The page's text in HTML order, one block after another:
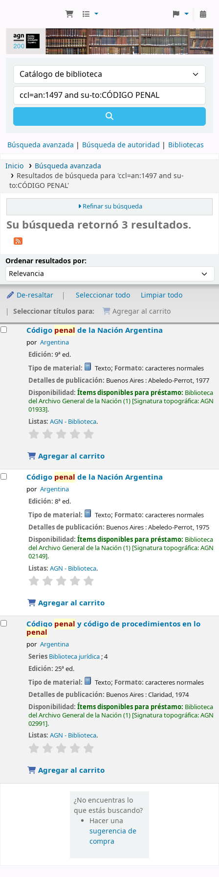
Búsqueda avanzada Búsqueda de autoridad Bibliotecas
Inicio
Búsqueda avanzada
Resultados de búsqueda para 'ccl=an:1497 and su-
to:CÓDIGO PENAL'
Refinar su búsqueda
Su búsqueda retornó 3 resultados.
Ordenar resultados por:
De-resaltar Seleccionar todo
Limpiar todo
Seleccionar títulos para:
Agregar al carrito
Código penal de la Nación Argentina
por Argentina
Edición:9ª ed.
Tipo de material:
Texto; Formato: caracteres normales
Detalles de publicación: Buenos Aires :Abeledo-Perrot, 1977
Disponibilidad:Ítems disponibles para préstamo: Biblioteca
del Archivo General de la Nación (1) Signatura topográfica:AGN
01933 .
Listas: AGN - Biblioteca.
valoración
Agregar al carrito
Código penal de la Nación Argentina
por Argentina
Edición:8ª ed.
Tipo de material:
Texto; Formato: caracteres normales
Detalles de publicación: Buenos Aires :Abeledo-Perrot, 1975
Disponibilidad:Ítems disponibles para préstamo: Biblioteca
del Archivo General de la Nación (1) Signatura topográfica:AGN
02149 .
Listas: AGN - Biblioteca.
valoración
Agregar al carrito
Código penal y código de procedimientos en lo
penal
por Argentina
Series Biblioteca jurídica; 4
Edición:25ª ed.
Tipo de material:
Texto; Formato: caracteres normales
Detalles de publicación: Buenos Aires :Claridad, 1974
Disponibilidad:Ítems disponibles para préstamo: Biblioteca
del Archivo General de la Nación (1) Signatura topográfica:AGN
02991 .
Listas: AGN - Biblioteca.
valoración
Agregar al carrito
¿No encuentras lo
que estás buscando?
Hacer una
sugerencia de
compra